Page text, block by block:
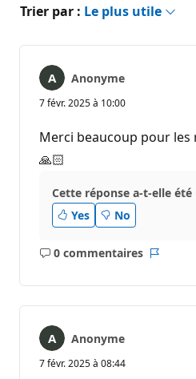
Trier par : Le plus utile
Anonyme
7 févr. 2025 à 10:00
Merci beaucoup pour les
🙏🏻
Cette réponse a-t-elle été
Yes
No
0 commentaires
Aucun
Anonyme
7 févr. 2025 à 08:44